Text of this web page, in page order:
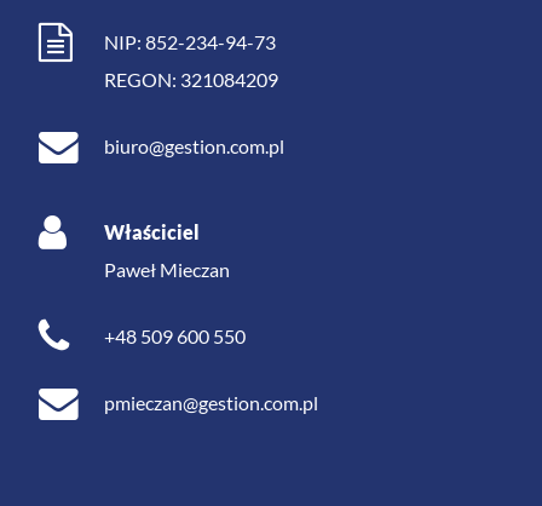
NIP: 852-234-94-73
REGON: 321084209
biuro@gestion.com.pl
Właściciel
Paweł Mieczan
+48 509 600 550
pmieczan@gestion.com.pl